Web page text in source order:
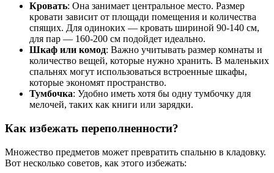
Кровать: Она занимает центральное место. Размер
кровати зависит от площади помещения и количества
спящих. Для одиноких — кровать шириной 90-140 см,
для пар — 160-200 см подойдет идеально.
Шкаф или комод: Важно учитывать размер комнаты и
количество вещей, которые нужно хранить. В маленьких
спальнях могут использоваться встроенные шкафы,
которые экономят пространство.
Тумбочка: Удобно иметь хотя бы одну тумбочку для
мелочей, таких как книги или зарядки.
Как избежать переполненности?
Множество предметов может превратить спальню в кладовку.
Вот несколько советов, как этого избежать: